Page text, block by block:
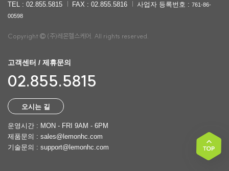
TEL : 02.855.5815
FAX : 02.855.5816 사업자 등록번호 : 761-86-
00598
Copyright (주)레몬헬스케어. All rights reserved.
고객센터 / 제휴문의
02.855.5815
오시는 길
운영시간 : MON - FRI 9AM - 6PM
제품문의 : sales@lemonhc.com
기술문의 : support@lemonhc.com